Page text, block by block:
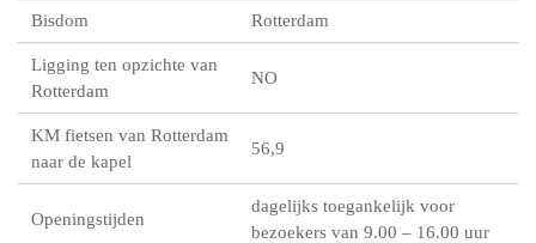
Bisdom Rotterdam
Ligging ten opzichte van
Rotterdam
NO
KM fietsen van Rotterdam
naar de kapel
56,9
Openingstijden
dagelijks toegankelijk voor
bezoekers van 9.00 – 16.00 uur